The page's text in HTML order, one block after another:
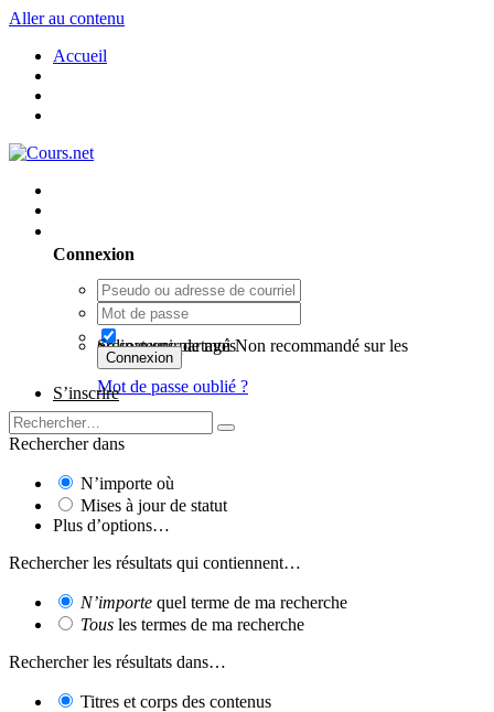
Aller au contenu
Accueil
Connexion
Se souvenir de moi
Non recommandé sur les ordinateurs partagés
Connexion
Mot de passe oublié ?
S’inscrire
Rechercher dans
N’importe où
Mises à jour de statut
Plus d’options…
Rechercher les résultats qui contiennent…
N’importe quel terme de ma recherche
Tous les termes de ma recherche
Rechercher les résultats dans…
Titres et corps des contenus